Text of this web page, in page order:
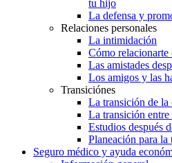
tu hijo
La defensa y
Relaciones personales
La intimidación
Cómo relacionarte
Las amistades
Los amigos y las
Transiciónes
La transición de la
La transición entre
Estudios después
Planeación para
Seguro médico y ayuda